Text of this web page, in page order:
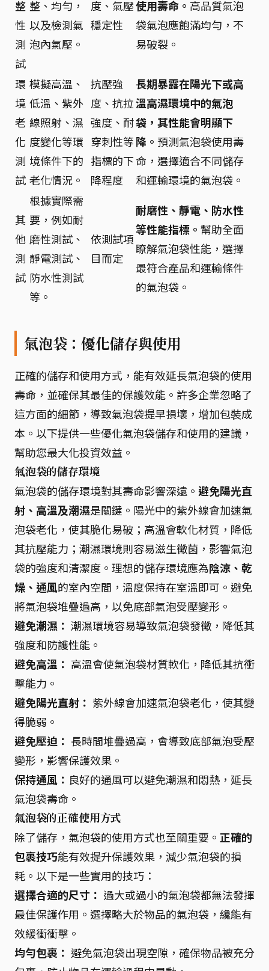
整
性
測
試
整、均勻，
以及檢測氣
泡內氣壓。
度、氣壓
穩定性
使用壽命。 高品質氣泡
袋氣泡應飽滿均勻，不
易破裂。
環
境
老
化
測
試
模擬高溫、
低溫、紫外
線照射、濕
度變化等環
境條件下的
老化情況。
抗壓強
度、抗拉
強度、耐
穿刺性等
指標的下
降程度
長期暴露在陽光下或高
溫高濕環境中的氣泡
袋，其性能會明顯下
降。 預測氣泡袋使用壽
命，選擇適合不同儲存
和運輸環境的氣泡袋。
其
他
測
試
根據實際需
要，例如耐
磨性測試、
靜電測試、
防水性測試
等。
依測試項
目而定
耐磨性、靜電、防水性
等性能指標。 幫助全面
瞭解氣泡袋性能，選擇
最符合產品和運輸條件
的氣泡袋。
氣泡袋：優化儲存與使用
正確的儲存和使用方式，能有效延長氣泡袋的使用
壽命，並確保其最佳的保護效能。許多企業忽略了
這方面的細節，導致氣泡袋提早損壞，增加包裝成
本。以下提供一些優化氣泡袋儲存和使用的建議，
幫助您最大化投資效益。
氣泡袋的儲存環境
氣泡袋的儲存環境對其壽命影響深遠。 避免陽光直
射、高溫及潮濕是關鍵。陽光中的紫外線會加速氣
泡袋老化，使其脆化易破；高溫會軟化材質，降低
其抗壓能力；潮濕環境則容易滋生黴菌，影響氣泡
袋的強度和清潔度。理想的儲存環境應為陰涼、乾
燥、通風的室內空間，溫度保持在室溫即可。避免
將氣泡袋堆疊過高，以免底部氣泡受壓變形。
避免潮濕： 潮濕環境容易導致氣泡袋發黴，降低其
強度和防護性能。
避免高溫： 高溫會使氣泡袋材質軟化，降低其抗衝
擊能力。
避免陽光直射： 紫外線會加速氣泡袋老化，使其變
得脆弱。
避免壓迫： 長時間堆疊過高，會導致底部氣泡受壓
變形，影響保護效果。
保持通風： 良好的通風可以避免潮濕和悶熱，延長
氣泡袋壽命。
氣泡袋的正確使用方式
除了儲存，氣泡袋的使用方式也至關重要。 正確的
包裹技巧能有效提升保護效果，減少氣泡袋的損
耗。以下是一些實用的技巧：
選擇合適的尺寸： 過大或過小的氣泡袋都無法發揮
最佳保護作用。選擇略大於物品的氣泡袋，纔能有
效緩衝衝擊。
均勻包裹： 避免氣泡袋出現空隙，確保物品被充分